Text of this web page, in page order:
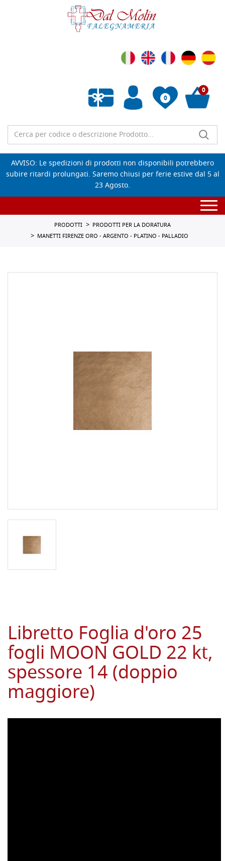
0
Wishlist vuota
0
AVVISO: Le spedizioni di prodotti non disponibili potrebbero
subire ritardi prolungati. Saremo chiusi per ferie estive dal 5 al
23 Agosto.
PRODOTTI
PRODOTTI PER LA DORATURA
MANETTI FIRENZE ORO - ARGENTO - PLATINO - PALLADIO
Libretto Foglia d'oro 25
fogli MOON GOLD 22 kt,
spessore 14 (doppio
maggiore)